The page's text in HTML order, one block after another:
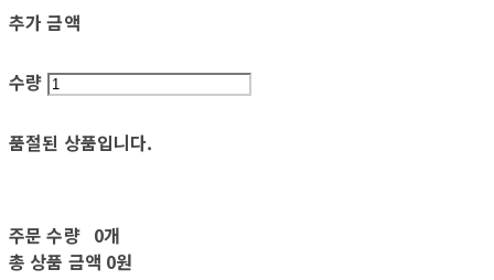
추가 금액
수량
품절된 상품입니다.
주문 수량 0개
총 상품 금액 0원